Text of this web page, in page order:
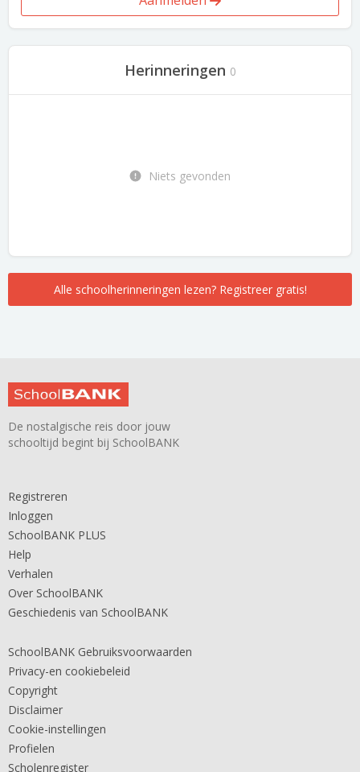
Herinneringen 0
Niets gevonden
Alle schoolherinneringen lezen? Registreer gratis!
De nostalgische reis door jouw
schooltijd begint bij SchoolBANK
Registreren
Inloggen
SchoolBANK PLUS
Help
Verhalen
Over SchoolBANK
Geschiedenis van SchoolBANK
SchoolBANK Gebruiksvoorwaarden
Privacy-en cookiebeleid
Copyright
Disclaimer
Cookie-instellingen
Profielen
Scholenregister